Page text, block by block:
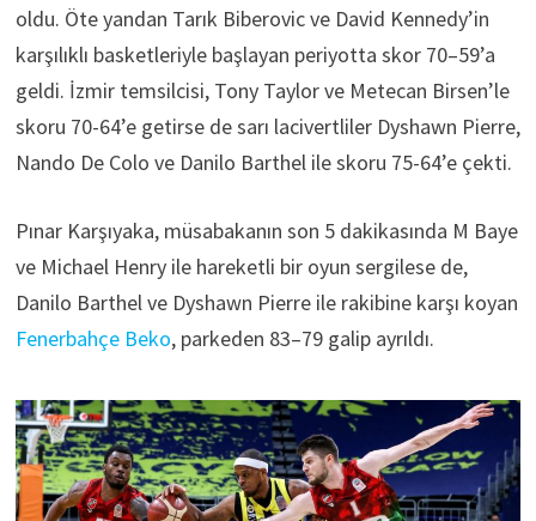
oldu. Öte yandan Tarık Biberovic ve David Kennedy’in
karşılıklı basketleriyle başlayan periyotta skor 70–59’a
geldi. İzmir temsilcisi, Tony Taylor ve Metecan Birsen’le
skoru 70-64’e getirse de sarı lacivertliler Dyshawn Pierre,
Nando De Colo ve Danilo Barthel ile skoru 75-64’e çekti.
Pınar Karşıyaka, müsabakanın son 5 dakikasında M Baye
ve Michael Henry ile hareketli bir oyun sergilese de,
Danilo Barthel ve Dyshawn Pierre ile rakibine karşı koyan
Fenerbahçe Beko, parkeden 83–79 galip ayrıldı.